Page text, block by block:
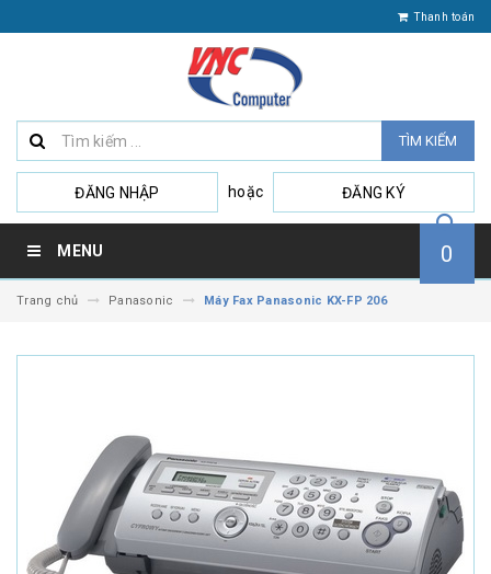
Thanh toán
TÌM KIẾM
ĐĂNG NHẬP hoặc ĐĂNG KÝ
MENU 0
Trang chủ Panasonic Máy Fax Panasonic KX-FP 206